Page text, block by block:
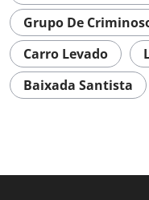
Grupo De
Carro Levado
Baixada Santista